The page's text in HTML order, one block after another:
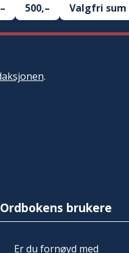
500,– Valgfri sum
.
Ordbokens brukere
Er du fornøyd med